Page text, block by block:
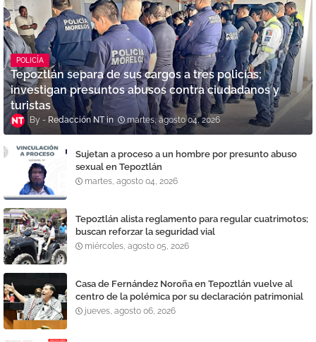
POLICÍA
Tepoztlán separa de sus cargos a tres policías;
investigan presuntos abusos contra ciudadanos y
turistas
Redacción NT martes, agosto 04, 2026
Sujetan a proceso a un hombre por presunto abuso
sexual en Tepoztlán
martes, agosto 04, 2026
Tepoztlán alista reglamento para regular cuatrimotos;
buscan reforzar la seguridad vial
miércoles, agosto 05, 2026
Casa de Fernández Noroña en Tepoztlán vuelve al
centro de la polémica por su declaración patrimonial
jueves, agosto 06, 2026